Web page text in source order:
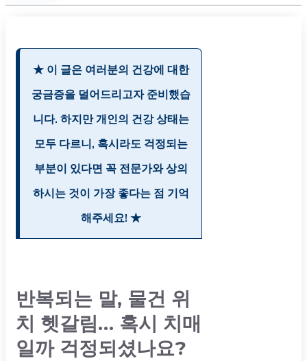
★ 이 글은 여러분의 건강에 대한
궁금증을 덜어드리고자 준비했습
니다. 하지만 개인의 건강 상태는
모두 다르니, 혹시라도 걱정되는
부분이 있다면 꼭 전문가와 상의
하시는 것이 가장 좋다는 점 기억
해주세요! ★
반복되는 말, 물건 위
치 헷갈림… 혹시 치매
일까 걱정되셨나요?